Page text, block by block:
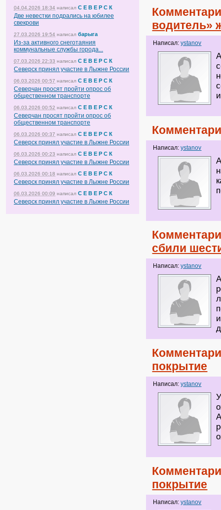
04.04.2026 18:34 написал С Е В Е Р С К
Две невестки подрались на юбилее
свекрови
27.03.2026 19:54 написал барыга
Из-за активного снеготаяния
коммунальные службы города...
07.03.2026 22:33 написал С Е В Е Р С К
Северск принял участие в Лыжне России
06.03.2026 00:57 написал С Е В Е Р С К
Северчан просят пройти опрос об
общественном транспорте
06.03.2026 00:52 написал С Е В Е Р С К
Северчан просят пройти опрос об
общественном транспорте
06.03.2026 00:37 написал С Е В Е Р С К
Северск принял участие в Лыжне России
06.03.2026 00:23 написал С Е В Е Р С К
Северск принял участие в Лыжне России
06.03.2026 00:18 написал С Е В Е Р С К
Северск принял участие в Лыжне России
06.03.2026 00:09 написал С Е В Е Р С К
Северск принял участие в Лыжне России
водитель»
Написал:ystanov
Написал:ystanov
сбили
Написал:ystanov
покрытие
Написал:ystanov
покрытие
Написал:ystanov